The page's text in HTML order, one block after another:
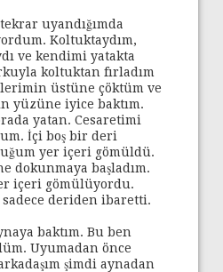
uyandığımda
Koltuktaydım,
ve kendimi yatakta
koltuktan fırladım
üstüne çöktüm ve
yüzüne iyice baktım.
yatan. Cesaretimi
İçi boş bir deri
yer içeri gömüldü.
dokunmaya başladım.
içeri gömülüyordu.
sadece deriden ibaretti.
baktım. Bu ben
Uyumadan önce
şimdi aynadan